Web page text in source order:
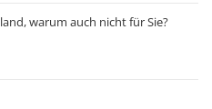
warum auch nicht für Sie?